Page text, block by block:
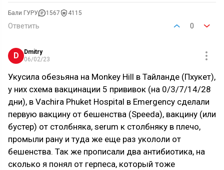
Бали ГУРУ 1567 4115
Ответить 0
D
Dmitry
06/02/23
Укусила обезьяна на Monkey Hill в Тайланде (Пхукет),
у них схема вакцинации 5 прививок (на 0/3/7/14/28
дни), в Vachira Phuket Hospital в Emergency сделали
первую вакцину от бешенства (Speeda), вакцину (или
бустер) от столбняка, serum к столбняку в плечо,
промыли рану и туда же еще раз укололи от
бешенства. Так же прописали два антибиотика, на
сколько я понял от герпеса, который тоже